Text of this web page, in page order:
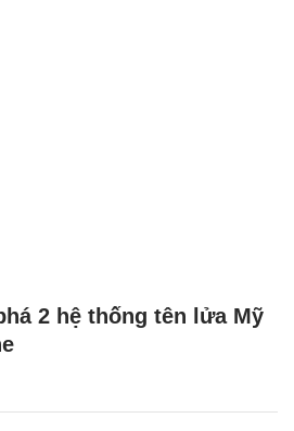
2 hệ thống tên lửa Mỹ